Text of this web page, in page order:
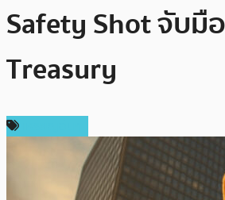
Safety Shot จับมื
Treasury